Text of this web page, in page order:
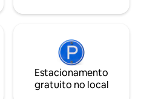
hóspedes
Estacionamento
gratuito no local